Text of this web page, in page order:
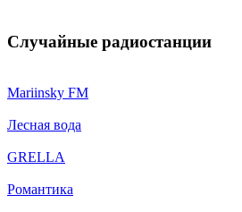
Случайные радиостанции
Mariinsky FM
Лесная вода
GRELLA
Романтика